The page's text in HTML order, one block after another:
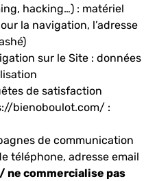
hacking…) : matériel
la navigation, l’adresse
sur le Site : données
de satisfaction
bienoboulot.com/ :
de communication
téléphone, adresse email
ne commercialise pas